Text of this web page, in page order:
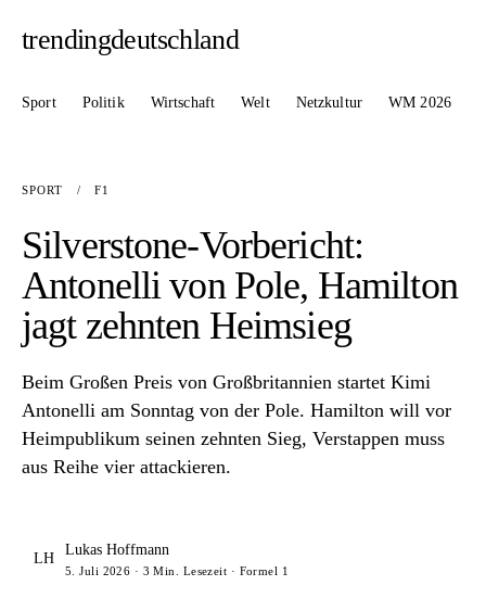
trendingdeutschland
Sport Politik Wirtschaft Welt Netzkultur WM 2026
SPORT / F1
Silverstone-Vorbericht:
Antonelli von Pole, Hamilton
jagt zehnten Heimsieg
Beim Großen Preis von Großbritannien startet Kimi
Antonelli am Sonntag von der Pole. Hamilton will vor
Heimpublikum seinen zehnten Sieg, Verstappen muss
aus Reihe vier attackieren.
LH
Lukas Hoffmann
5. Juli 2026 · 3 Min. Lesezeit · Formel 1